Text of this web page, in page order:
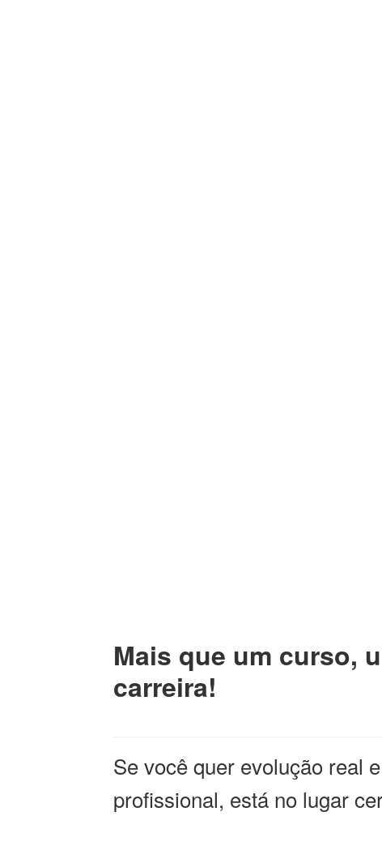
Mais que um curso,
carreira!
Se você quer evolução real
profissional, está no lugar